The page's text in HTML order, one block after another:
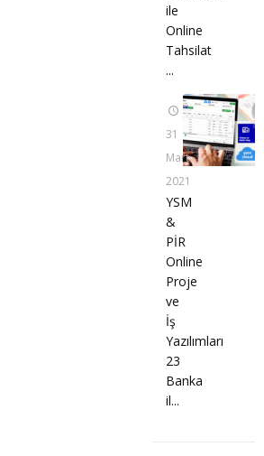
ile
Online
Tahsilat
...
31
Mart
2021
YSM
&
PİR
Online
Proje
ve
İş
Yazılımları
23
Banka
il...